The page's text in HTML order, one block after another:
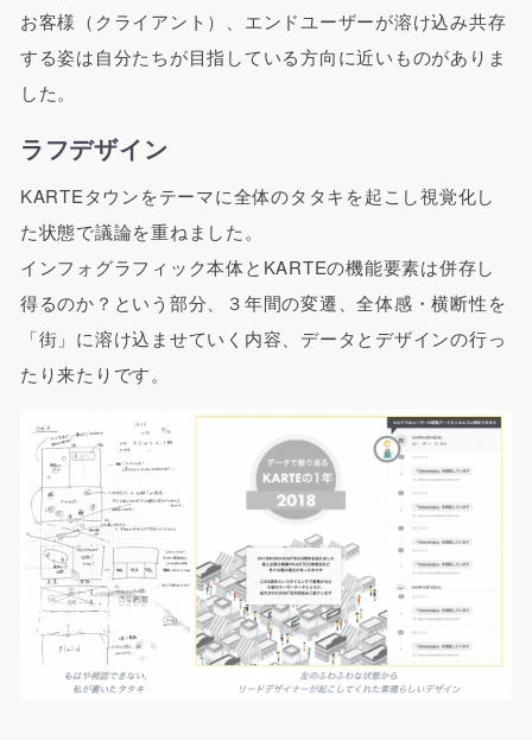
お客様（クライアント）、エンドユーザーが溶け込み共存
する姿は自分たちが目指している方向に近いものがありま
した。
ラフデザイン
KARTEタウンをテーマに全体のタタキを起こし視覚化し
た状態で議論を重ねました。
インフォグラフィック本体とKARTEの機能要素は併存し
得るのか？という部分、３年間の変遷、全体感・横断性を
「街」に溶け込ませていく内容、データとデザインの行っ
たり来たりです。